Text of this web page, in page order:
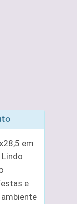
em
Lindo
e